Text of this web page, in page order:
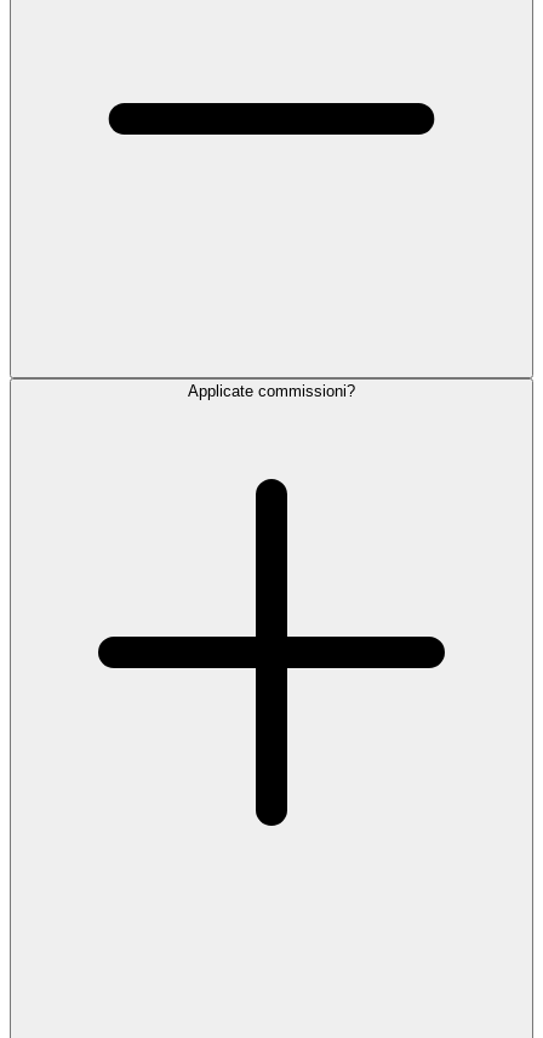
Applicate commissioni?